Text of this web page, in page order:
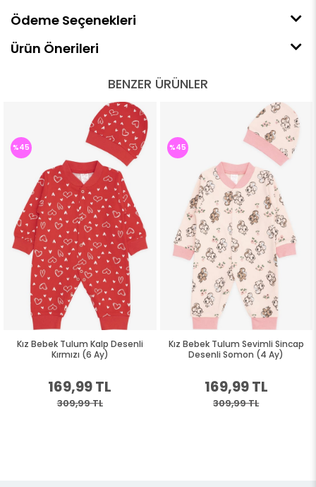
Ödeme Seçenekleri
Ürün Önerileri
BENZER ÜRÜNLER
Kız Bebek Tulum Kalp Desenli
Kırmızı (6 Ay)
169,99 TL
309,99 TL
%45
Kız Bebek Tulum Sevimli Sincap
Desenli Somon (4 Ay)
169,99 TL
309,99 TL
%45